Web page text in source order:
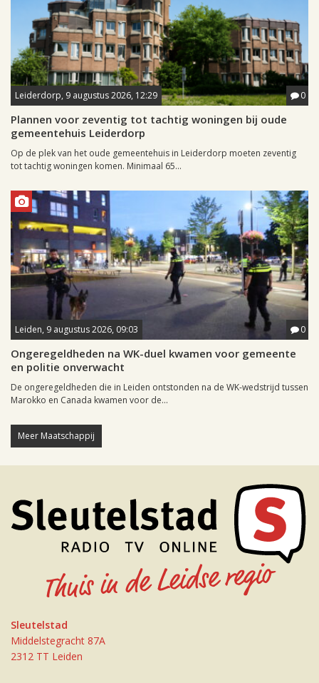
Leiderdorp, 9 augustus 2026, 12:29 0
Plannen voor zeventig tot tachtig woningen bij oude
gemeentehuis Leiderdorp
Op de plek van het oude gemeentehuis in Leiderdorp moeten zeventig
tot tachtig woningen komen. Minimaal 65...
Leiden, 9 augustus 2026, 09:03 0
Ongeregeldheden na WK-duel kwamen voor gemeente
en politie onverwacht
De ongeregeldheden die in Leiden ontstonden na de WK-wedstrijd tussen
Marokko en Canada kwamen voor de...
Meer Maatschappij
Sleutelstad
Middelstegracht 87A
2312 TT Leiden